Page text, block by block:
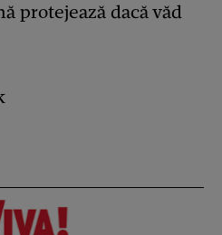
protejează dacă văd